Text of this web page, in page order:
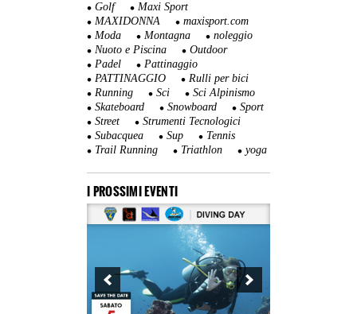
Golf
Maxi Sport
MAXIDONNA
maxisport.com
Moda
Montagna
noleggio
Nuoto e Piscina
Outdoor
Padel
Pattinaggio
PATTINAGGIO
Rulli per bici
Running
Sci
Sci Alpinismo
Skateboard
Snowboard
Sport
Street
Strumenti Tecnologici
Subacquea
Sup
Tennis
Trail Running
Triathlon yoga
I PROSSIMI EVENTI